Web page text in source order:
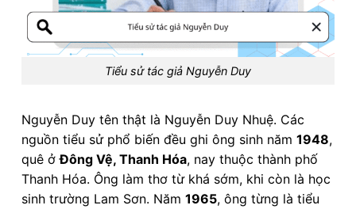
Tiểu sử tác giả Nguyễn Duy
Nguyễn Duy tên thật là Nguyễn Duy Nhuệ. Các
nguồn tiểu sử phổ biến đều ghi ông sinh năm 1948,
quê ởĐông Vệ, Thanh Hóa, nay thuộc thành phố
Thanh Hóa. Ông làm thơ từ khá sớm, khi còn là học
sinh trường Lam Sơn. Năm 1965, ông từng là tiểu